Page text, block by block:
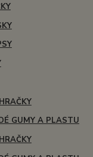
GUMY A PLASTU